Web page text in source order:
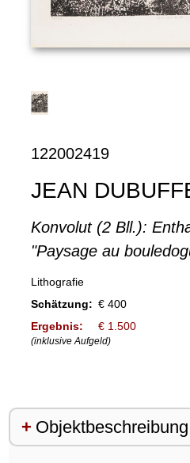
122002419
JEAN
Konvolut (2 Bll.):
"Paysage au
Lithografie
Schätzung: € 400
Ergebnis:
€ 1.500
(inklusive Aufgeld)
Objektbeschreibung